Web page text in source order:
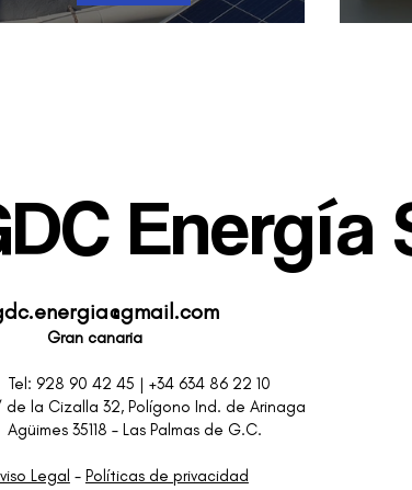
Energía
Gran canaria
928 90 42 45 | +34 634
de la Cizalla 32, Polígono
35118 – Las Palmas
Legal - Políticas de privacidad